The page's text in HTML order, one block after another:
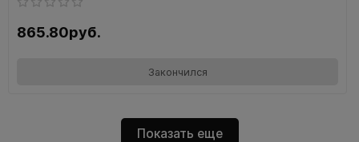
865.80руб.
Закончился
Показать еще